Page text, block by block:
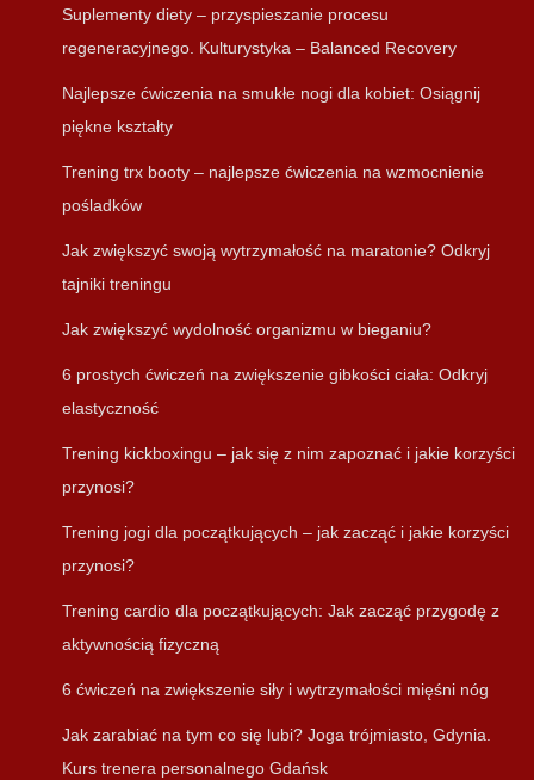
Suplementy diety – przyspieszanie procesu
regeneracyjnego. Kulturystyka – Balanced Recovery
Najlepsze ćwiczenia na smukłe nogi dla kobiet: Osiągnij
piękne kształty
Trening trx booty – najlepsze ćwiczenia na wzmocnienie
pośladków
Jak zwiększyć swoją wytrzymałość na maratonie? Odkryj
tajniki treningu
Jak zwiększyć wydolność organizmu w bieganiu?
6 prostych ćwiczeń na zwiększenie gibkości ciała: Odkryj
elastyczność
Trening kickboxingu – jak się z nim zapoznać i jakie korzyści
przynosi?
Trening jogi dla początkujących – jak zacząć i jakie korzyści
przynosi?
Trening cardio dla początkujących: Jak zacząć przygodę z
aktywnością fizyczną
6 ćwiczeń na zwiększenie siły i wytrzymałości mięśni nóg
Jak zarabiać na tym co się lubi? Joga trójmiasto, Gdynia.
Kurs trenera personalnego Gdańsk